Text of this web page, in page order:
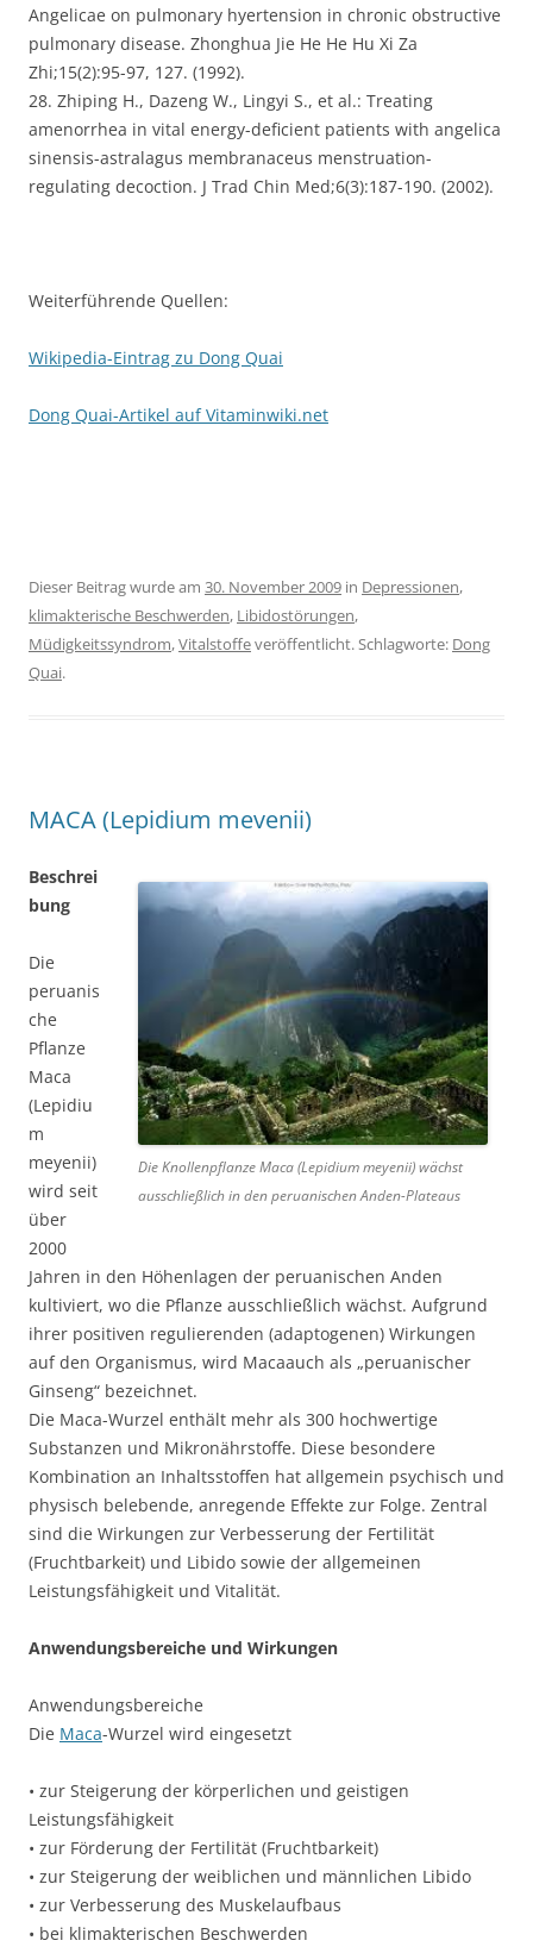
Angelicae on pulmonary hyertension in chronic obstructive
pulmonary disease. Zhonghua Jie He He Hu Xi Za
Zhi;15(2):95-97, 127. (1992).
28. Zhiping H., Dazeng W., Lingyi S., et al.: Treating
amenorrhea in vital energy-deficient patients with angelica
sinensis-astralagus membranaceus menstruation-
regulating decoction. J Trad Chin Med;6(3):187-190. (2002).
Weiterführende Quellen:
Wikipedia-Eintrag zu Dong Quai
Dong Quai-Artikel auf Vitaminwiki.net
Dieser Beitrag wurde am 30. November 2009 in Depressionen,
klimakterische Beschwerden, Libidostörungen,
Müdigkeitssyndrom,Vitalstoffeveröffentlicht. Schlagworte: Dong
Quai.
MACA (Lepidium mevenii)
Die Knollenpflanze Maca (Lepidium meyenii) wächst
ausschließlich in den peruanischen Anden-Plateaus
Beschrei
bung
Die
peruanis
che
Pflanze
Maca
(Lepidiu
m
meyenii)
wird seit
über
2000
Jahren in den Höhenlagen der peruanischen Anden
kultiviert, wo die Pflanze ausschließlich wächst. Aufgrund
ihrer positiven regulierenden (adaptogenen) Wirkungen
auf den Organismus, wird Macaauch als „peruanischer
Ginseng“ bezeichnet.
Die Maca-Wurzel enthält mehr als 300 hochwertige
Substanzen und Mikronährstoffe. Diese besondere
Kombination an Inhaltsstoffen hat allgemein psychisch und
physisch belebende, anregende Effekte zur Folge. Zentral
sind die Wirkungen zur Verbesserung der Fertilität
(Fruchtbarkeit) und Libido sowie der allgemeinen
Leistungsfähigkeit und Vitalität.
Anwendungsbereiche und Wirkungen
Anwendungsbereiche
Die Maca-Wurzel wird eingesetzt
• zur Steigerung der körperlichen und geistigen
Leistungsfähigkeit
• zur Förderung der Fertilität (Fruchtbarkeit)
• zur Steigerung der weiblichen und männlichen Libido
• zur Verbesserung des Muskelaufbaus
• bei klimakterischen Beschwerden